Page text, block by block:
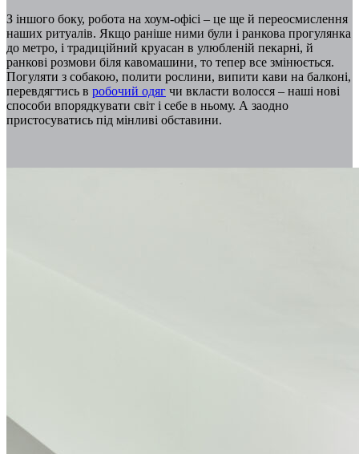
З іншого боку, робота на хоум-офісі – це ще й переосмислення
наших ритуалів. Якщо раніше ними були і ранкова прогулянка
до метро, і традиційний круасан в улюбленій пекарні, й
ранкові розмови біля кавомашини, то тепер все змінюється.
Погуляти з собакою, полити рослини, випити кави на балконі,
перевдягтись в робочий одяг чи вкласти волосся – наші нові
способи впорядкувати світ і себе в ньому. А заодно
пристосуватись під мінливі обставини.